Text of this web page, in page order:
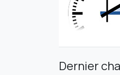
Dernier